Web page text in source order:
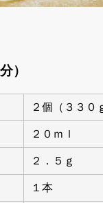
）
２個（３３０
２０ｍｌ
２．５ｇ
１本